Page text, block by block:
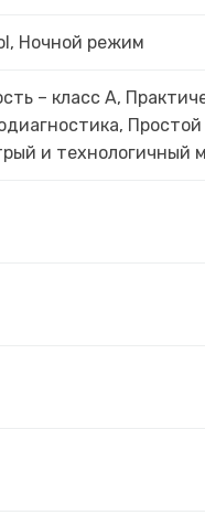
Ночной режим
– класс А,
Простой
и технологичный